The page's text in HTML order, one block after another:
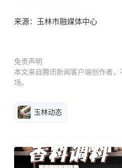
来源：玉林市融媒体中心
免责声明
本文来自腾讯新闻客户端创作者
场。
玉林动态